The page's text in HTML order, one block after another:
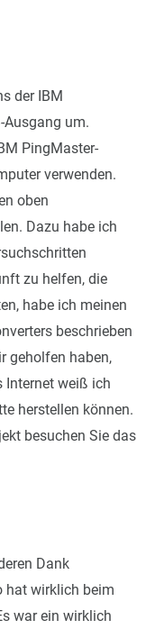
der IBM
Ausgang um.
PingMaster-
verwenden.
oben
Dazu habe ich
zu helfen, die
habe ich meinen
beschrieben
geholfen haben,
Internet weiß ich
herstellen können.
besuchen Sie das
Dank
hat wirklich beim
war ein wirklich